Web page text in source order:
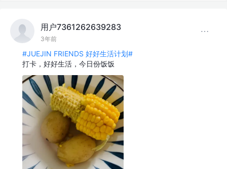
用户7361262639283
3年前
#JUEJIN FRIENDS 好好生活计划#
打卡，好好生活，今日份饭饭